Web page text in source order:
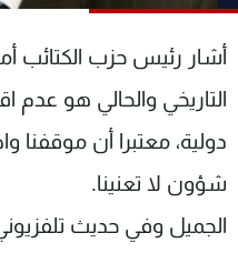
أشار رئيس حزب الكتائب
التاريخي والحالي هو عدم
دولية، معتبرا أن موقفنا
شؤون لا تعنينا.
الجميل وفي حديث
الترددات
الإنـتـاج
لاعلاناتكم